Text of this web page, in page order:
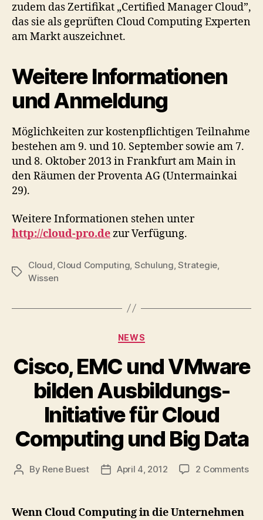
zudem das Zertifikat „Certified Manager Cloud”,
das sie als geprüften Cloud Computing Experten
am Markt auszeichnet.
Weitere Informationen
und Anmeldung
Möglichkeiten zur kostenpflichtigen Teilnahme
bestehen am 9. und 10. September sowie am 7.
und 8. Oktober 2013 in Frankfurt am Main in
den Räumen der Proventa AG (Untermainkai
29).
Weitere Informationen stehen unter
http://cloud-pro.dezur Verfügung.
Tags
Cloud Cloud Computing Schulung ,Strategie
Wissen
Categories
NEWS
Cisco, EMC und VMware
bilden Ausbildungs-
Initiative für Cloud
Computing und Big Data
Post
By Rene Buest
PostApril 4, 2012 2 Commentson
Wenn Cloud Computing in die Unternehmen